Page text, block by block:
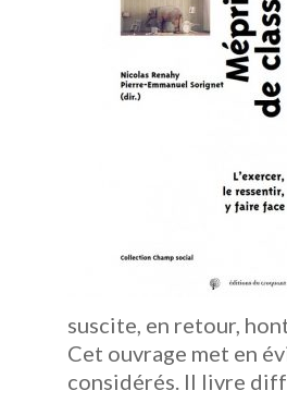
suscite, en retour,
Cet ouvrage met en
considérés. Il livre